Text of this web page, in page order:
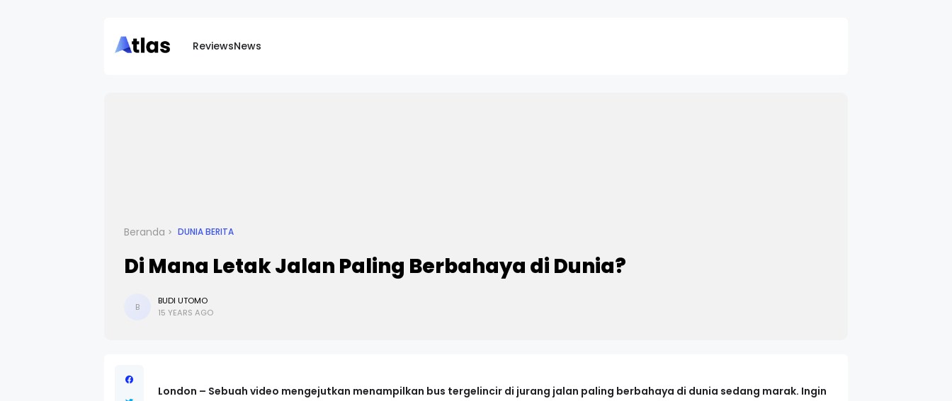
ReviewsNews
Beranda DUNIA BERITA
Di Mana Letak Jalan Paling Berbahaya di Dunia?
B
BUDI UTOMO
15 YEARS AGO
London – Sebuah video mengejutkan menampilkan bus tergelincir di jurang jalan paling berbahaya di dunia sedang marak. Ingin